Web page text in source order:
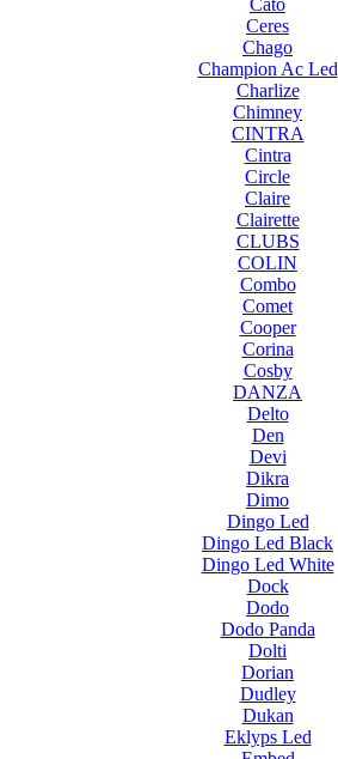
Ceres
Chago
Champion Ac Led
Charlize
Chimney
CINTRA
Cintra
Circle
Claire
Clairette
CLUBS
COLIN
Combo
Comet
Cooper
Corina
Cosby
DANZA
Delto
Den
Devi
Dikra
Dimo
Dingo Led
Dingo Led Black
Dingo Led White
Dock
Dodo
Dodo Panda
Dolti
Dorian
Dudley
Dukan
Eklyps Led